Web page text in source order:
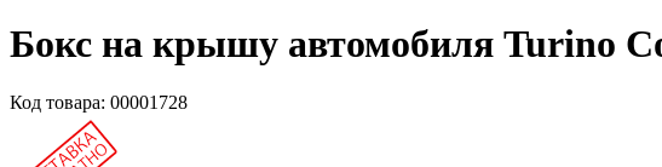
Бокс на крышу автомобиля Turino
Код товара: 00001728